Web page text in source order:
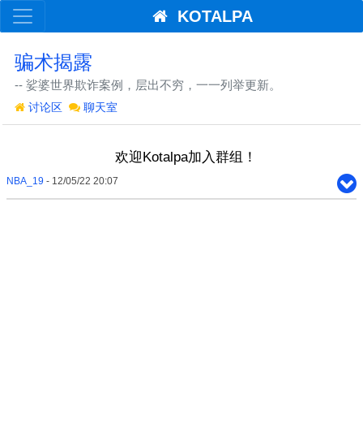
KOTALPA
骗术揭露
-- 娑婆世界欺诈案例，层出不穷，一一列举更新。
讨论区 聊天室
欢迎Kotalpa加入群组！
NBA_19 - 12/05/22 20:07